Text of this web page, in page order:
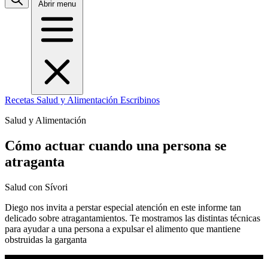
Abrir menu
Recetas Salud y Alimentación Escribinos
Salud y Alimentación
Cómo actuar cuando una persona se
atraganta
Salud con Sívori
Diego nos invita a perstar especial atención en este informe tan
delicado sobre atragantamientos. Te mostramos las distintas técnicas
para ayudar a una persona a expulsar el alimento que mantiene
obstruidas la garganta